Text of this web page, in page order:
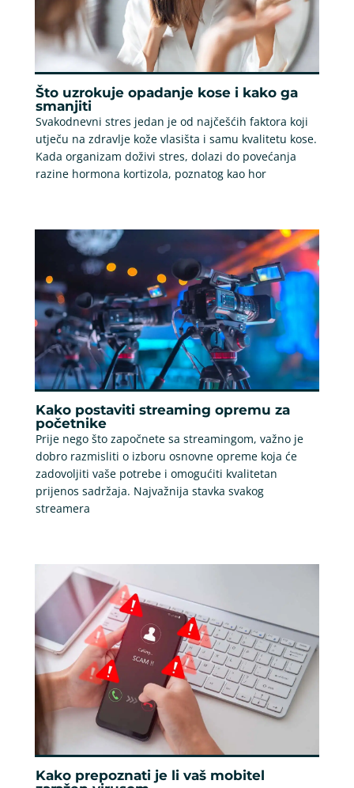
Što uzrokuje opadanje kose i kako ga
smanjiti
Svakodnevni stres jedan je od najčešćih faktora koji
utječu na zdravlje kože vlasišta i samu kvalitetu kose.
Kada organizam doživi stres, dolazi do povećanja
razine hormona kortizola, poznatog kao hor
Kako postaviti streaming opremu za
početnike
Prije nego što započnete sa streamingom, važno je
dobro razmisliti o izboru osnovne opreme koja će
zadovoljiti vaše potrebe i omogućiti kvalitetan
prijenos sadržaja. Najvažnija stavka svakog
streamera
Kako prepoznati je li vaš mobitel